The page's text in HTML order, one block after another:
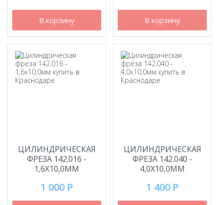
В корзину В корзину
ЦИЛИНДРИЧЕСКАЯ
ФРЕЗА 142.016 -
1,6Х10,0ММ
1 000 Р
ЦИЛИНДРИЧЕСКАЯ
ФРЕЗА 142.040 -
4,0Х10,0ММ
1 400 Р